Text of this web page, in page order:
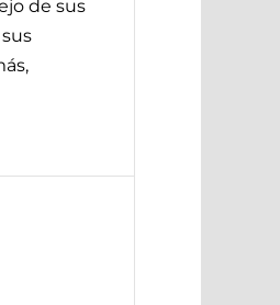
de sus